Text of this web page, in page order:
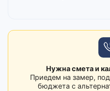
Нужна смета и
Приедем на замер,
бюджета с